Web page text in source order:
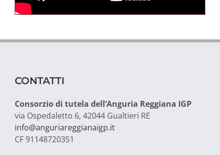
CONTATTI
Consorzio di tutela dell’Anguria Reggiana IGP
via Ospedaletto 6, 42044 Gualtieri RE
info@anguriareggianaigp.it
CF 91148720351